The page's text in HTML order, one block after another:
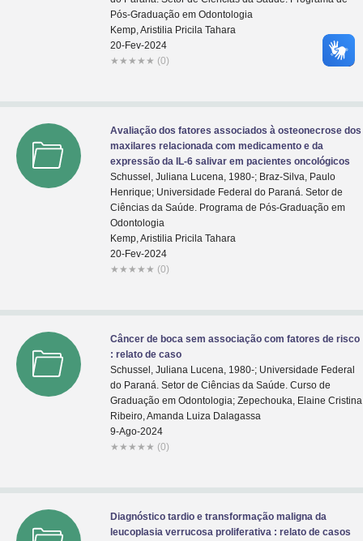
Pós-Graduação em Odontologia
Kemp, Aristilia Pricila Tahara
20-Fev-2024
★ ★ ★ ★ ★ (0)
Avaliação dos fatores associados à osteonecrose dos
maxilares relacionada com medicamento e da
expressão da IL-6 salivar em pacientes oncológicos
Schussel, Juliana Lucena, 1980-; Braz-Silva, Paulo
Henrique; Universidade Federal do Paraná. Setor de
Ciências da Saúde. Programa de Pós-Graduação em
Odontologia
Kemp, Aristilia Pricila Tahara
20-Fev-2024
★ ★ ★ ★ ★ (0)
Câncer de boca sem associação com fatores de risco
: relato de caso
Schussel, Juliana Lucena, 1980-; Universidade Federal
do Paraná. Setor de Ciências da Saúde. Curso de
Graduação em Odontologia; Zepechouka, Elaine Cristina
Ribeiro, Amanda Luiza Dalagassa
9-Ago-2024
★ ★ ★ ★ ★ (0)
Diagnóstico tardio e transformação maligna da
leucoplasia verrucosa proliferativa : relato de casos